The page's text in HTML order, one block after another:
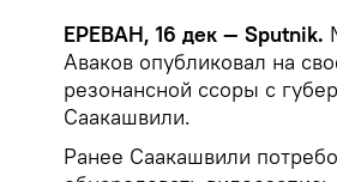
ЕРЕВАН, 16 дек — Sputnik.
Аваков опубликовал на
резонансной ссоры с
Саакашвили.
Ранее Саакашвили